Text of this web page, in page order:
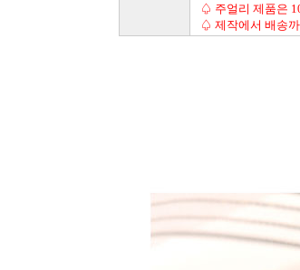
♤ 주얼리 제품은
♤ 제작에서 배송